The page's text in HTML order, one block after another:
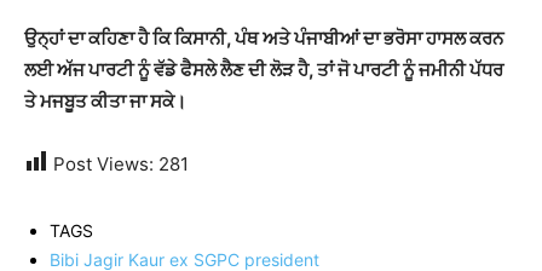
ਉਨ੍ਹਾਂ ਦਾ ਕਹਿਣਾ ਹੈ ਕਿ ਕਿਸਾਨੀ, ਪੰਥ ਅਤੇ ਪੰਜਾਬੀਆਂ ਦਾ ਭਰੋਸਾ ਹਾਸਲ ਕਰਨ
ਲਈ ਅੱਜ ਪਾਰਟੀ ਨੂੰ ਵੱਡੇ ਫੈਸਲੇ ਲੈਣ ਦੀ ਲੋੜ ਹੈ, ਤਾਂ ਜੋ ਪਾਰਟੀ ਨੂੰ ਜਮੀਨੀ ਪੱਧਰ
ਤੇ ਮਜਬੂਤ ਕੀਤਾ ਜਾ ਸਕੇ।
Post Views: 281
TAGS
Bibi Jagir Kaur ex SGPC president